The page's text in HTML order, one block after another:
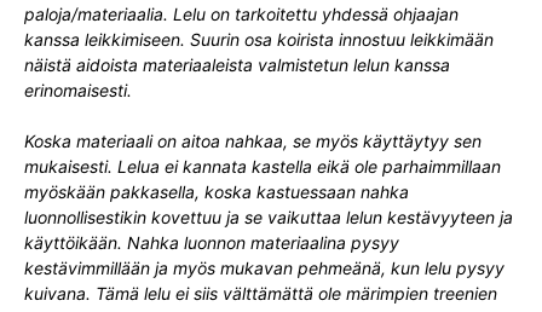
paloja/materiaalia. Lelu on tarkoitettu yhdessä ohjaajan
kanssa leikkimiseen. Suurin osa koirista innostuu leikkimään
näistä aidoista materiaaleista valmistetun lelun kanssa
erinomaisesti.
Koska materiaali on aitoa nahkaa, se myös käyttäytyy sen
mukaisesti. Lelua ei kannata kastella eikä ole parhaimmillaan
myöskään pakkasella, koska kastuessaan nahka
luonnollisestikin kovettuu ja se vaikuttaa lelun kestävyyteen ja
käyttöikään. Nahka luonnon materiaalina pysyy
kestävimmillään ja myös mukavan pehmeänä, kun lelu pysyy
kuivana. Tämä lelu ei siis välttämättä ole märimpien treenien